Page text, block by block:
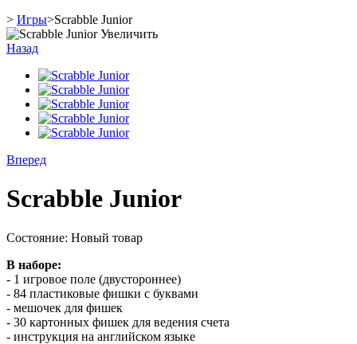
> Игры>Scrabble Junior
Увеличить
Назад
Вперед
Scrabble Junior
Состояние: Новый товар
В наборе:
- 1 игровое поле (двустороннее)
- 84 пластиковые фишки с буквами
- мешочек для фишек
- 30 картонных фишек для ведения счета
- инструкция на английском языке